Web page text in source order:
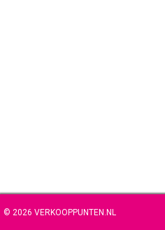
© 2026 VERKOOPPUNTEN.NL